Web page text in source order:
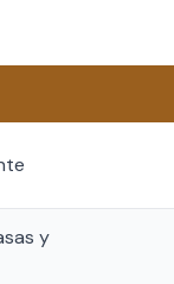
y